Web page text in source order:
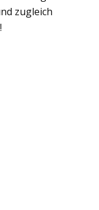
zugleich